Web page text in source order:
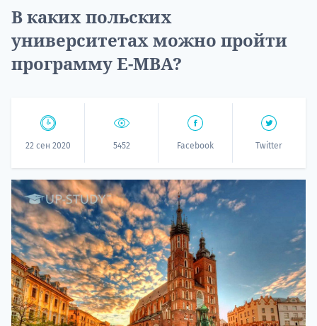
В каких польских
университетах можно пройти
программу E-MBA?
22 сен 2020 5452 Facebook Twitter
20.09